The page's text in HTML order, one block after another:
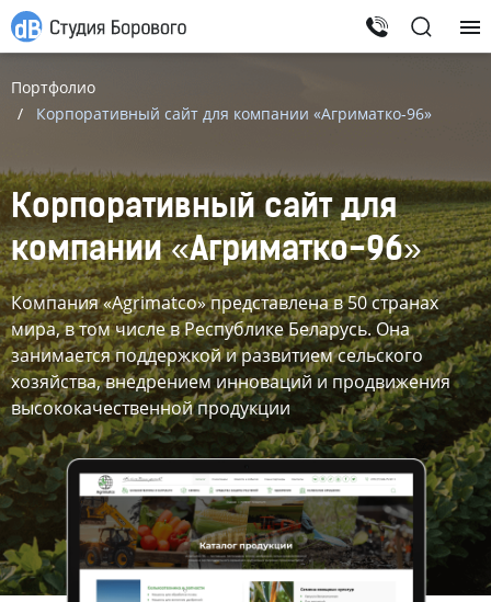
Создание
сайтов
Портфолио
Корпоративный сайт для компании «Агриматко-96»
Корпоративный сайт для
компании «Агриматко-96»
Компания «Agrimatco» представлена в 50 странах
мира, в том числе в Республике Беларусь. Она
занимается поддержкой и развитием сельского
хозяйства, внедрением инноваций и продвижения
высококачественной продукции